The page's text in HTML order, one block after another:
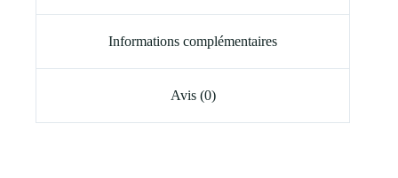
Informations complémentaires
Avis (0)